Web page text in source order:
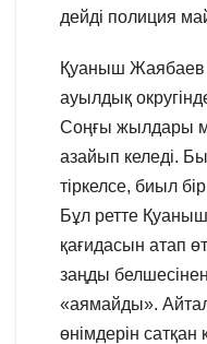
дейді полиция
Қуаныш Жаябаев
ауылдық
Соңғы жылдары
азайып келеді.
тіркелсе, биыл
Бұл ретте
қағидасын атап
заңды
«аямайды».
өнімдерін сатқан